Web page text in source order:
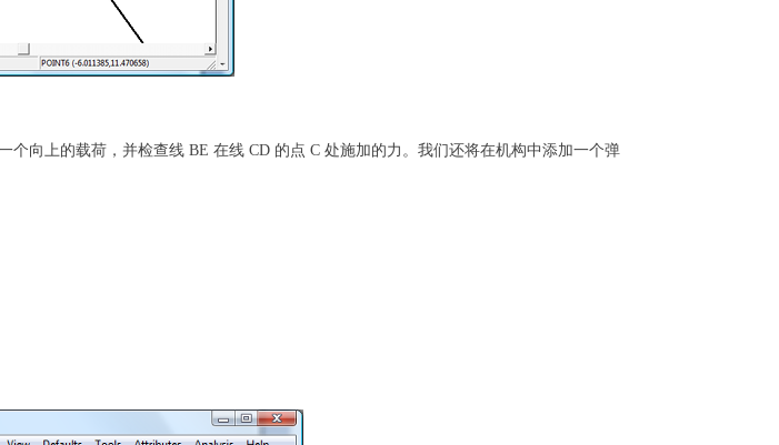
向上的载荷，并检查线 BE 在线 CD 的点 C 处施加的力。我们还将在机构中添加一个弹